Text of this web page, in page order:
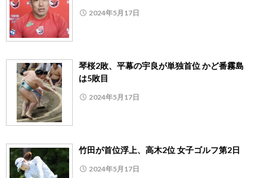
2024年5月17日
琴桜2敗、平幕の宇良が単独首位 かど番霧島
は5敗目
2024年5月17日
竹田が首位浮上、高木2位 女子ゴルフ第2日
2024年5月17日